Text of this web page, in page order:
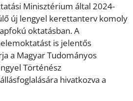
Minisztérium által 2024-
új lengyel kerettanterv komoly
oktatásban. A
is jelentős
a Magyar Tudományos
Történész
hivatkozva a